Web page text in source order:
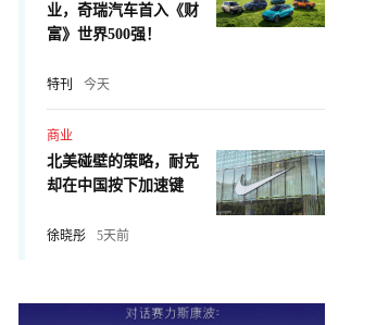
业，奇瑞汽车首入《财
富》世界500强！
特刊 今天
商业
北美碰壁的策略，耐克
却在中国按下加速键
徐晓彤 5天前